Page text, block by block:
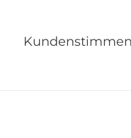
Kundenstimmen